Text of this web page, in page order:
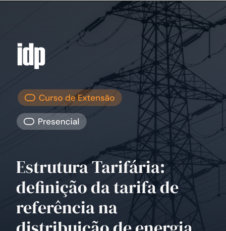
Estrutura Tarifária:
definição da tarifa de
referência na